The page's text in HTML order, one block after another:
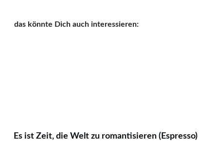
das könnte Dich auch interessieren:
Es ist Zeit, die Welt zu romantisieren (Espresso)